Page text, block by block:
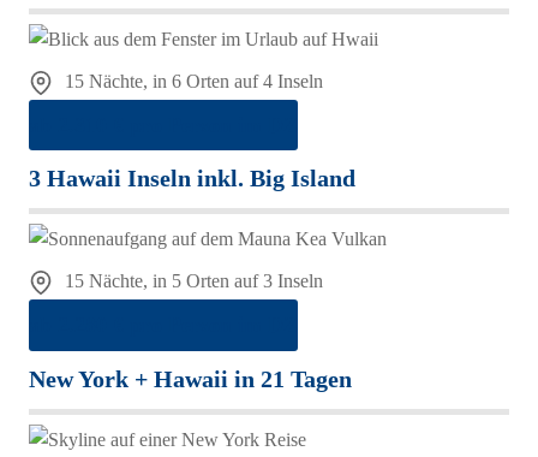
15 Nächte, in 6 Orten auf 4 Inseln
3 Hawaii Inseln inkl. Big Island
15 Nächte, in 5 Orten auf 3 Inseln
New York + Hawaii in 21 Tagen